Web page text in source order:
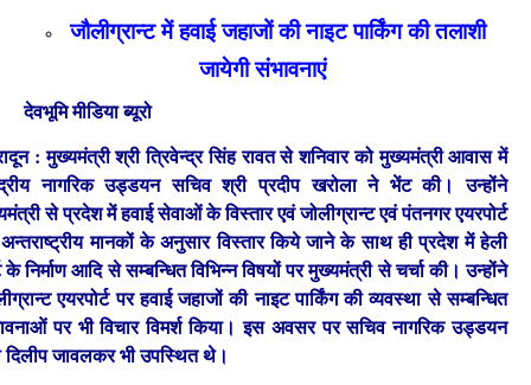
जौलीग्रान्ट में हवाई जहाजों की नाइट पार्किंग की तलाशी
जायेगी संभावनाएं
देवभूमि मीडिया ब्यूरो
: मुख्यमंत्री श्री त्रिवेन्द्र सिंह रावत से शनिवार को मुख्यमंत्री आवास में
नागरिक उड्डयन सचिव श्री प्रदीप खरोला ने भेंट की। उन्होंने
से प्रदेश में हवाई सेवाओं के विस्तार एवं जोलीग्रान्ट एवं पंतनगर एयरपोर्ट
मानकों के अनुसार विस्तार किये जाने के साथ ही प्रदेश में हेली
के निर्माण आदि से सम्बन्धित विभिन्न विषयों पर मुख्यमंत्री से चर्चा की। उन्होंने
एयरपोर्ट पर हवाई जहाजों की नाइट पार्किंग की व्यवस्था से सम्बन्धित
पर भी विचार विमर्श किया। इस अवसर पर सचिव नागरिक उड्डयन
दिलीप जावलकर भी उपस्थित थे।